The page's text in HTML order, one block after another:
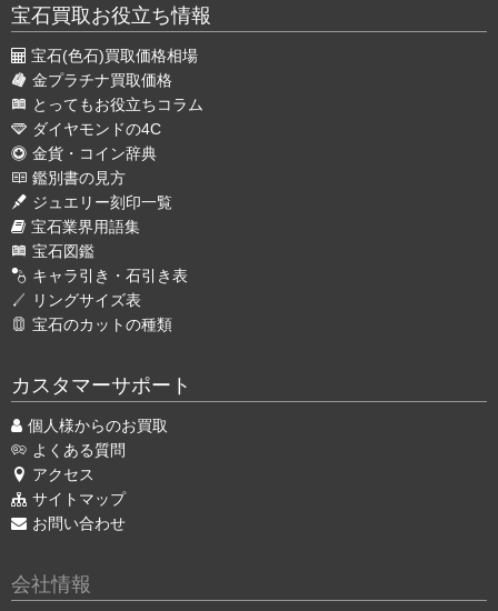
宝石買取お役立ち情報
宝石(色石)買取価格相場
金プラチナ買取価格
とってもお役立ちコラム
ダイヤモンドの4C
金貨・コイン辞典
鑑別書の見方
ジュエリー刻印一覧
宝石業界用語集
宝石図鑑
キャラ引き・石引き表
リングサイズ表
宝石のカットの種類
カスタマーサポート
個人様からのお買取
よくある質問
アクセス
サイトマップ
お問い合わせ
会社情報